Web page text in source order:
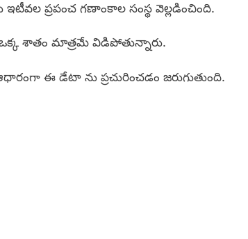
ప్రపంచ గణాంకాల సంస్థ వెల్లడించింది.
శాతం మాత్రమే విడిపోతున్నారు.
ఈ డేటా ను ప్రచురించడం జరుగుతుంది.